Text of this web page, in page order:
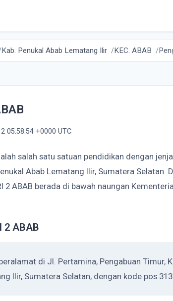
Kab. Penukal Abab Lematang Ilir KEC. ABAB
05:58:54 +0000 UTC
salah satu satuan pendidikan dengan
Abab Lematang Ilir, Sumatera Selatan.
2 ABAB berada di bawah naungan
2 ABAB
di Jl. Pertamina, Pengabuan Timur,
Ilir, Sumatera Selatan, dengan kode pos